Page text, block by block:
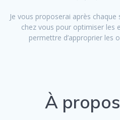
Je vous proposerai après
chez vous pour optimiser les
permettre d’approprier les
À